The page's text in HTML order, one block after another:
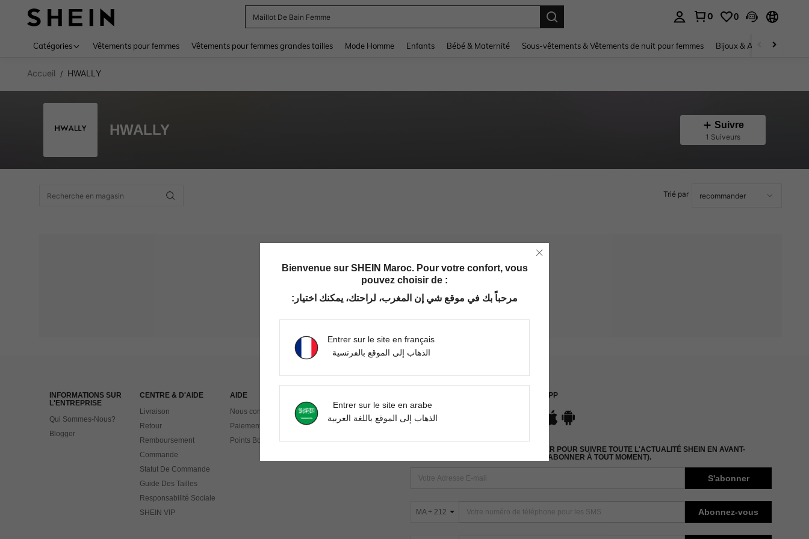
Maillot De Bain Femme
0 0
Catégories Vêtements pour femmes Vêtements pour femmes grandes tailles Mode Homme Enfants Bébé & Maternité Sous-vêtements & Vêtements de nuit pour femmes Bijoux & Accessoires pour
Accueil / HWALLY
HWALLY Suivre
1 Suiveurs
Trié par
INFORMATIONS SUR
L'ENTREPRISE
Qui Sommes-Nous?
Blogger
CENTRE & D'AIDE
Livraison
Retour
Remboursement
Commande
Statut De Commande
Guide Des Tailles
Responsabilité Sociale
SHEIN VIP
AIDE
Nous contacter
Paiement
Points Bonus
APP
ABONNEZ-VOUS À NOTRE NEWSLETTER POUR SUIVRE TOUTE L'ACTUALITÉ SHEIN EN AVANT-
PREMIÈRE ! (VOUS POUVEZ VOUS DÉSABONNER À TOUT MOMENT).
S'abonner
MA + 212 Abonnez-vous
Bienvenue sur SHEIN Maroc. Pour votre confort, vous
pouvez choisir de :
مرحباً بك في موقع شي إن المغرب، لراحتك، يمكنك اختيار:
Entrer sur le site en français
الذهاب إلى الموقع بالفرنسية
Entrer sur le site en arabe
الذهاب إلى الموقع باللغة العربية